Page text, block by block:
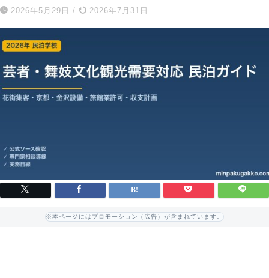
2026年5月29日 / 2026年7月31日
※本ページにはプロモーション（広告）が含まれています。